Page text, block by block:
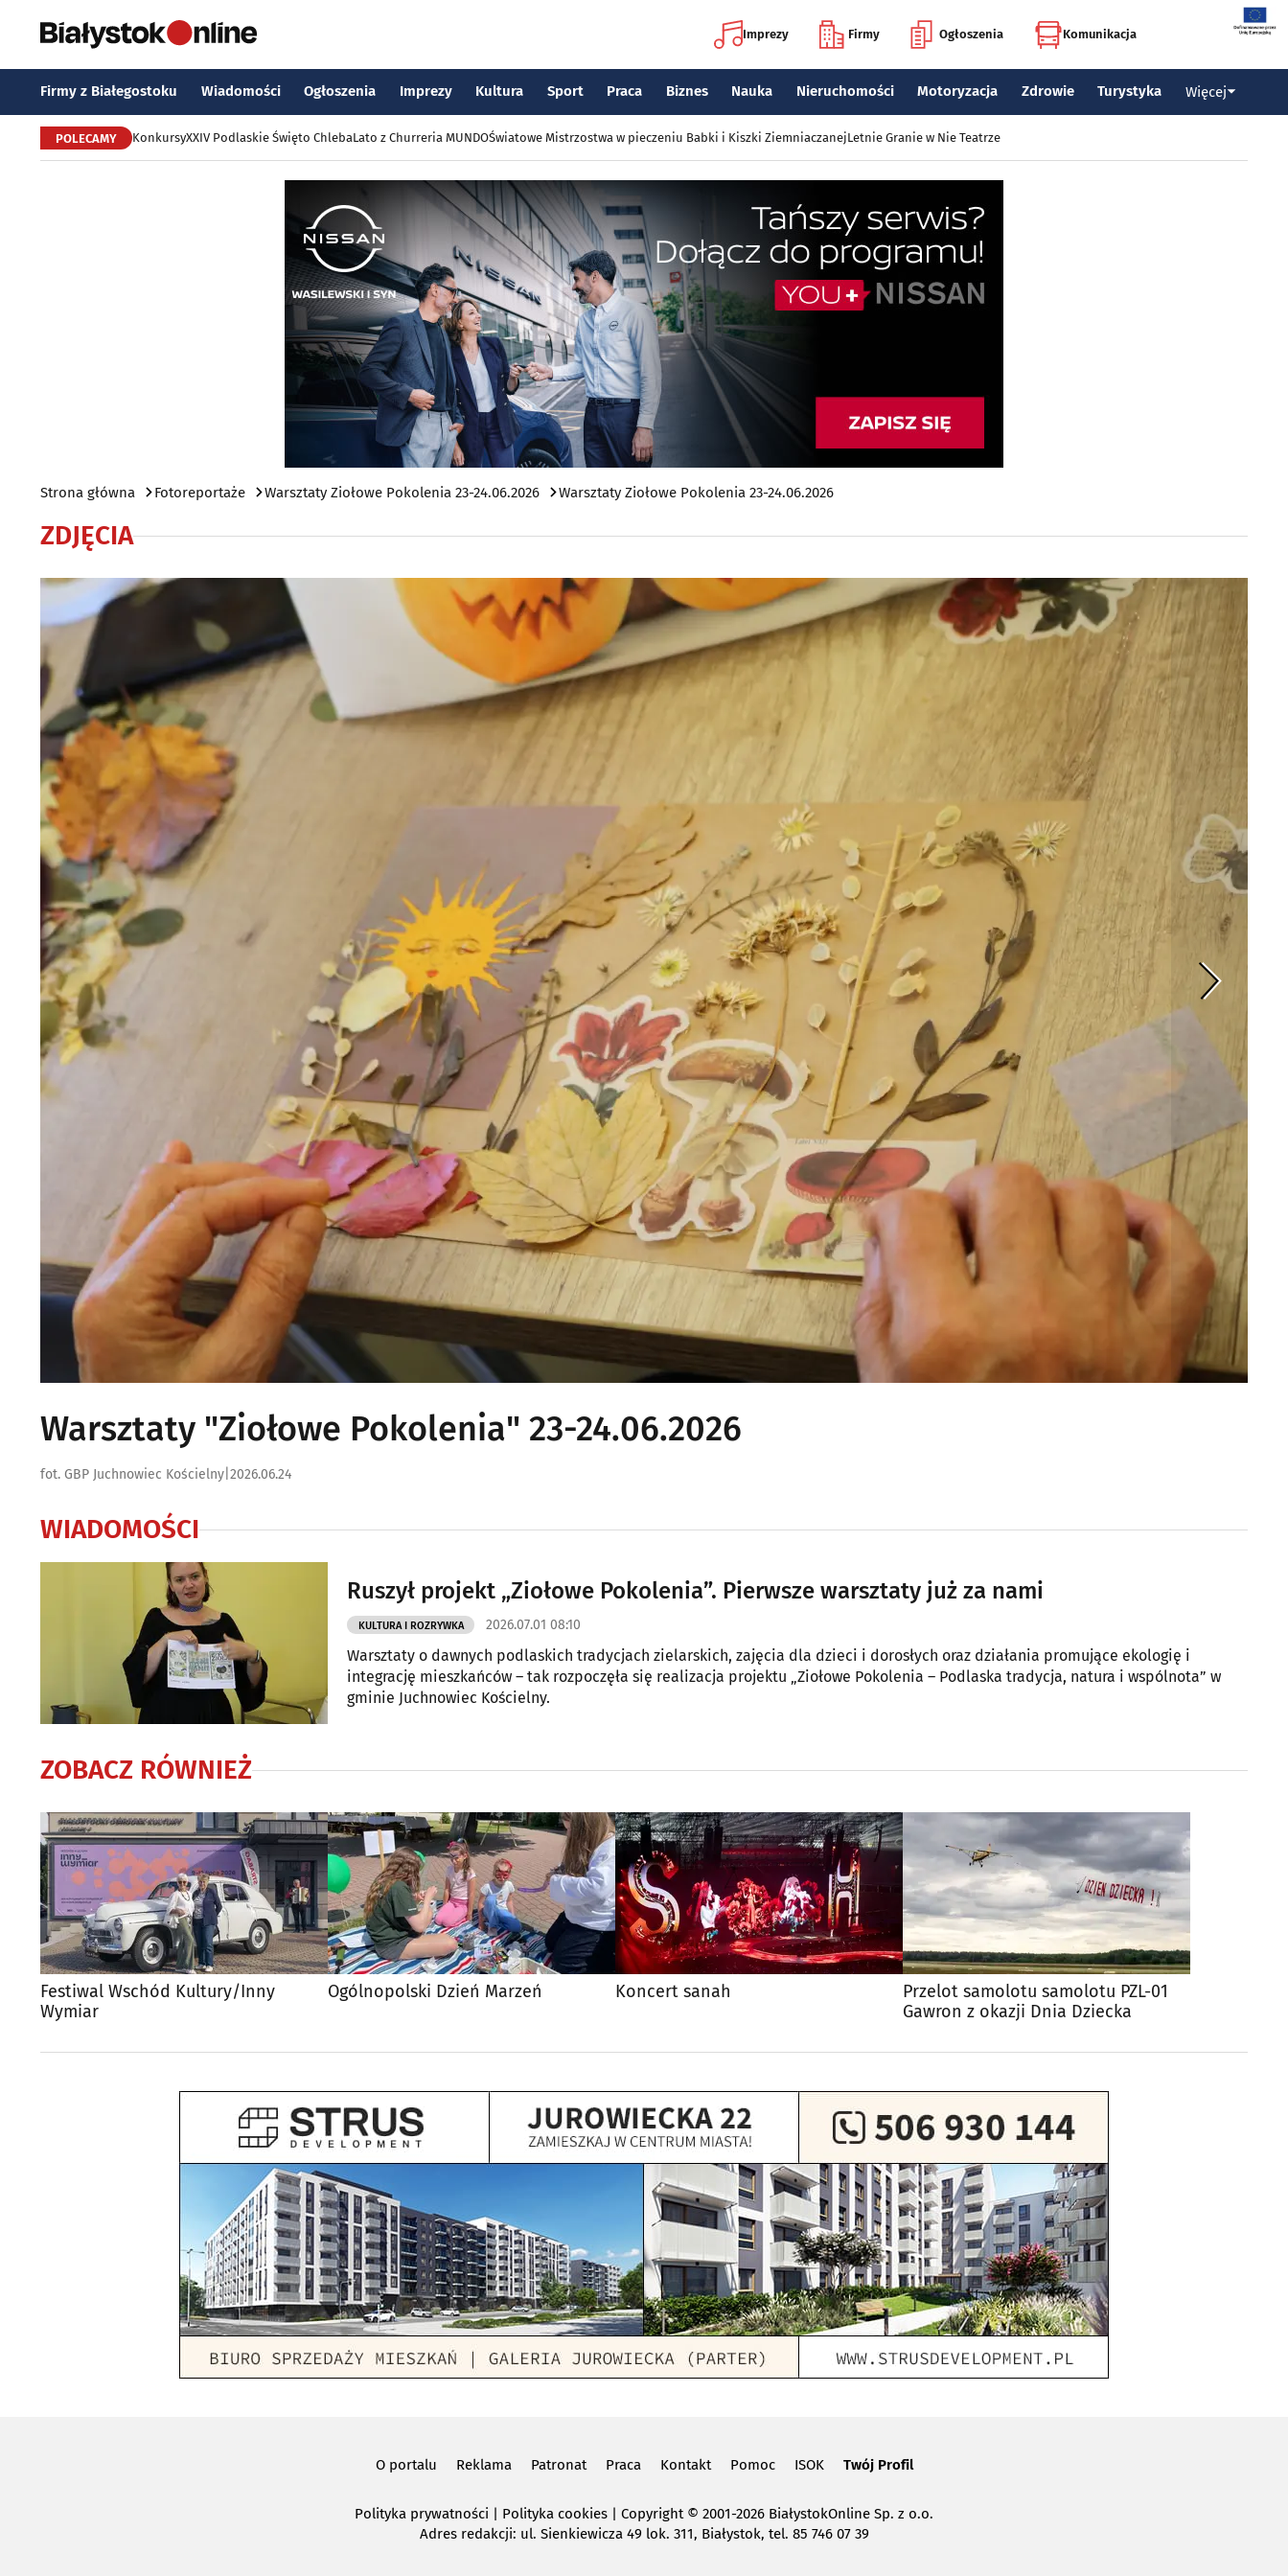
Imprezy Firmy Ogłoszenia Komunikacja
Firmy z Białegostoku Wiadomości Ogłoszenia Imprezy Kultura Sport Praca Biznes Nauka Nieruchomości Motoryzacja Zdrowie Turystyka Więcej
POLECAMY KonkursyXXIV Podlaskie Święto ChlebaLato z Churreria MUNDOŚwiatowe Mistrzostwa w pieczeniu Babki i Kiszki ZiemniaczanejLetnie Granie w Nie Teatrze
Strona główna Fotoreportaże Warsztaty Ziołowe Pokolenia 23-24.06.2026 Warsztaty Ziołowe Pokolenia 23-24.06.2026
ZDJĘCIA
Warsztaty "Ziołowe Pokolenia" 23-24.06.2026
fot. GBP Juchnowiec Kościelny 2026.06.24
WIADOMOŚCI
Ruszył projekt „Ziołowe Pokolenia”. Pierwsze warsztaty już za nami
KULTURA I ROZRYWKA 2026.07.01 08:10
Warsztaty o dawnych podlaskich tradycjach zielarskich, zajęcia dla dzieci i dorosłych oraz działania promujące ekologię i
integrację mieszkańców – tak rozpoczęła się realizacja projektu „Ziołowe Pokolenia – Podlaska tradycja, natura i wspólnota” w
gminie Juchnowiec Kościelny.
ZOBACZ RÓWNIEŻ
Festiwal Wschód Kultury/Inny
Wymiar
Ogólnopolski Dzień Marzeń Koncert sanah
Przelot samolotu samolotu PZL-01
Gawron z okazji Dnia Dziecka
O portalu Reklama Patronat Praca Kontakt Pomoc ISOK Twój Profil
Polityka prywatności | Polityka cookies Copyright© 2001-2026 BiałystokOnline Sp. z o.o.
Adres redakcji: ul. Sienkiewicza 49 lok. 311, Białystok, tel. 85 746 07 39